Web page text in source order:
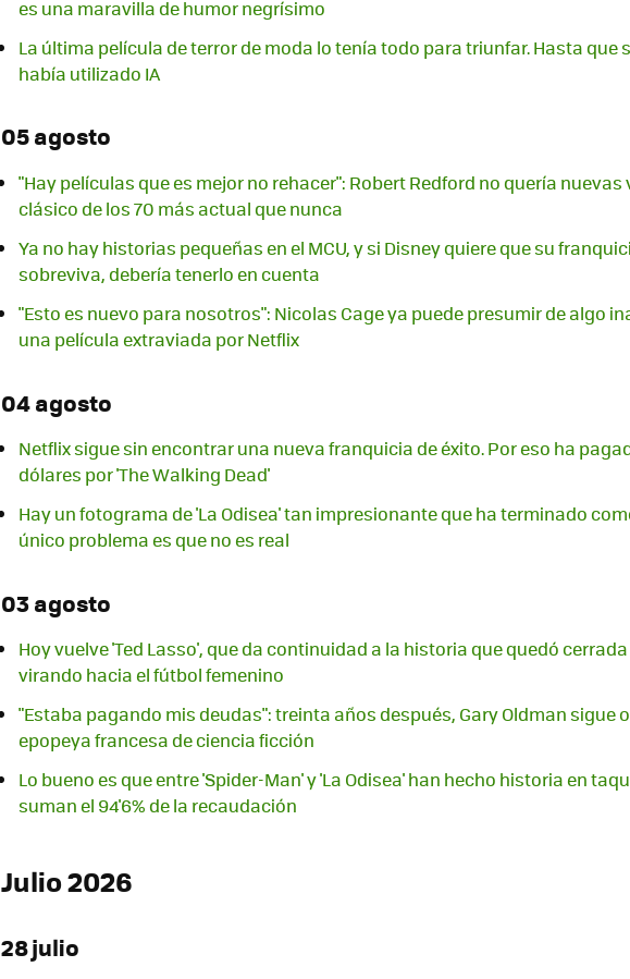
es una maravilla de humor negrísimo
La última película de terror de moda lo tenía todo para triunfar. Hasta que
había utilizado IA
05 agosto
"Hay películas que es mejor no rehacer": Robert Redford no quería nuevas
clásico de los 70 más actual que nunca
Ya no hay historias pequeñas en el MCU, y si Disney quiere que su
sobreviva, debería tenerlo en cuenta
"Esto es nuevo para nosotros": Nicolas Cage ya puede presumir de algo
una película extraviada por Netflix
04 agosto
Netflix sigue sin encontrar una nueva franquicia de éxito. Por eso ha
dólares por 'The Walking Dead'
Hay un fotograma de 'La Odisea' tan impresionante que ha terminado
único problema es que no es real
03 agosto
Hoy vuelve 'Ted Lasso', que da continuidad a la historia que quedó
virando hacia el fútbol femenino
"Estaba pagando mis deudas": treinta años después, Gary Oldman sigue
epopeya francesa de ciencia ficción
Lo bueno es que entre 'Spider-Man' y 'La Odisea' han hecho historia en
suman el 94'6% de la recaudación
Julio 2026
28 julio